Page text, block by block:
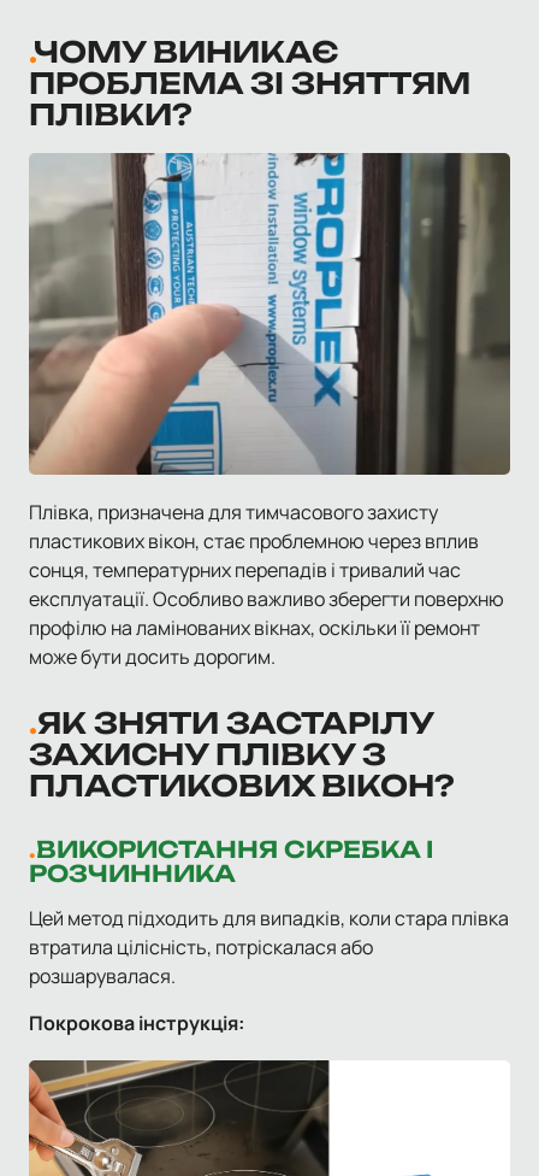
ЧОМУ ВИНИКАЄ
ПРОБЛЕМА ЗІ ЗНЯТТЯМ
ПЛІВКИ?
Плівка, призначена для тимчасового захисту
пластикових вікон, стає проблемною через вплив
сонця, температурних перепадів і тривалий час
експлуатації. Особливо важливо зберегти поверхню
профілю на ламінованих вікнах, оскільки її ремонт
може бути досить дорогим.
ЯК ЗНЯТИ ЗАСТАРІЛУ
ЗАХИСНУ ПЛІВКУ З
ПЛАСТИКОВИХ ВІКОН?
ВИКОРИСТАННЯ СКРЕБКА І
РОЗЧИННИКА
Цей метод підходить для випадків, коли стара плівка
втратила цілісність, потріскалася або
розшарувалася.
Покрокова інструкція: